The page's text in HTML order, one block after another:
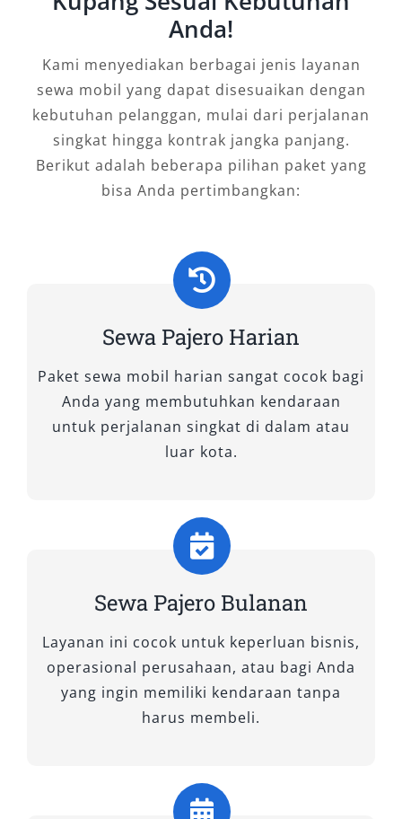
menghadapi keterbatasan armada lokal. Bagi
Anda yang memiliki jadwal padat atau kegiatan
penting seperti kunjungan proyek, survey
lapangan, hingga kunjungan instansi,
kecepatan dan keamanan menjadi prioritas.
Rental mobil Pajero Kupang juga didukung oleh
armada yang dirawat secara berkala dan
layanan bantuan darurat jika diperlukan,
nyaman dari awal hingga selesai.
Melihat kondisi geografis dan dinamika
mobilitas di Kupang, tidak berlebihan jika
dikatakan bahwa sewa mobil Pajero adalah
solusi cerdas bagi siapa saja yang
menginginkan kenyamanan, kekuatan, dan
fleksibilitas dalam satu paket kendaraan.
Dengan fitur lengkap, tampilan mewah,
berbagai kebutuhan—baik wisata, bisnis,
maupun keperluan pribadi.
Jika Anda mencari mobil SUV mewah yang siap
menaklukkan medan Kupang, sekaranglah
saatnya booking rental Pajero terbaik.
Dapatkan hargasewa Pajero Kupangyang
kompetitif, pilihan sewa harian dan bulanan,
serta layanan antar jemput Bandara El Tari
pilih sewa mobil Pajero di Kupang.
Anda!
Kami menyediakan berbagai jenis layanan
sewa mobil yang dapat disesuaikan dengan
kebutuhan pelanggan, mulai dari perjalanan
singkat hingga kontrak jangka panjang.
Berikut adalah beberapa pilihan paket yang
bisa Anda pertimbangkan:
Sewa Pajero Harian
Paket sewa mobil harian sangat cocok bagi
Anda yang membutuhkan kendaraan
untuk perjalanan singkat di dalam atau
luar kota.
Sewa Pajero Bulanan
Layanan ini cocok untuk keperluan bisnis,
operasional perusahaan, atau bagi Anda
yang ingin memiliki kendaraan tanpa
harus membeli.